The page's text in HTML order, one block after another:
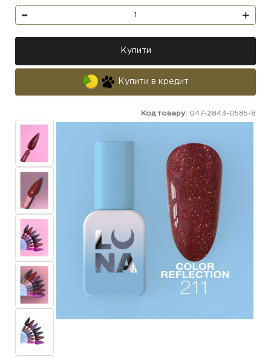
Код товару: 047-2843-0585-8
Купити
Купити в кредит